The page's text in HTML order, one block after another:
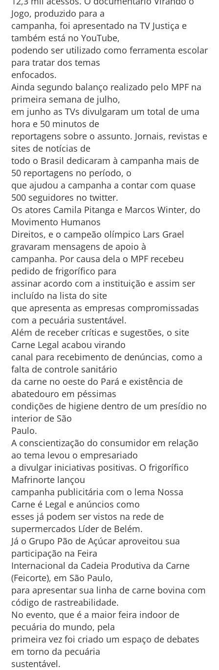
Jogo, produzido para a
campanha, foi apresentado na TV Justiça e
também está no YouTube,
podendo ser utilizado como ferramenta escolar
para tratar dos temas
enfocados.
Ainda segundo balanço realizado pelo MPF na
primeira semana de julho,
em junho as TVs divulgaram um total de uma
hora e 50 minutos de
reportagens sobre o assunto. Jornais, revistas e
sites de notícias de
todo o Brasil dedicaram à campanha mais de
50 reportagens no período, o
que ajudou a campanha a contar com quase
500 seguidores no twitter.
Os atores Camila Pitanga e Marcos Winter, do
Movimento Humanos
Direitos, e o campeão olímpico Lars Grael
gravaram mensagens de apoio à
campanha. Por causa dela o MPF recebeu
pedido de frigorífico para
assinar acordo com a instituição e assim ser
incluído na lista do site
que apresenta as empresas compromissadas
com a pecuária sustentável.
Além de receber críticas e sugestões, o site
Carne Legal acabou virando
canal para recebimento de denúncias, como a
falta de controle sanitário
da carne no oeste do Pará e existência de
abatedouro em péssimas
condições de higiene dentro de um presídio no
interior de São
Paulo.
A conscientização do consumidor em relação
ao tema levou o empresariado
a divulgar iniciativas positivas. O frigorífico
Mafrinorte lançou
campanha publicitária com o lema Nossa
Carne é Legal e anúncios como
esses já podem ser vistos na rede de
supermercados Líder de Belém.
Já o Grupo Pão de Açúcar aproveitou sua
participação na Feira
Internacional da Cadeia Produtiva da Carne
(Feicorte), em São Paulo,
para apresentar sua linha de carne bovina com
código de rastreabilidade.
No evento, que é a maior feira indoor de
pecuária do mundo, pela
primeira vez foi criado um espaço de debates
em torno da pecuária
sustentável.